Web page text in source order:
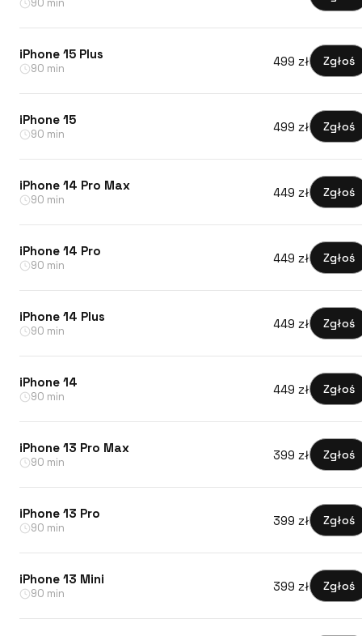
90 min
iPhone 15 Plus
90 min 499 zł Zgłoś
iPhone 15
90 min 499 zł Zgłoś
iPhone 14 Pro Max
90 min 449 zł Zgłoś
iPhone 14 Pro
90 min 449 zł Zgłoś
iPhone 14 Plus
90 min 449 zł Zgłoś
iPhone 14
90 min 449 zł Zgłoś
iPhone 13 Pro Max
90 min 399 zł Zgłoś
iPhone 13 Pro
90 min 399 zł Zgłoś
iPhone 13 Mini
90 min 399 zł Zgłoś